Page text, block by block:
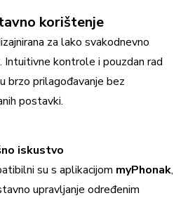
korištenje
za lako svakodnevno
Intuitivne kontrole i pouzdan rad
brzo prilagođavanje bez
postavki.
iskustvo
su s aplikacijom myPhonak,
upravljanje određenim